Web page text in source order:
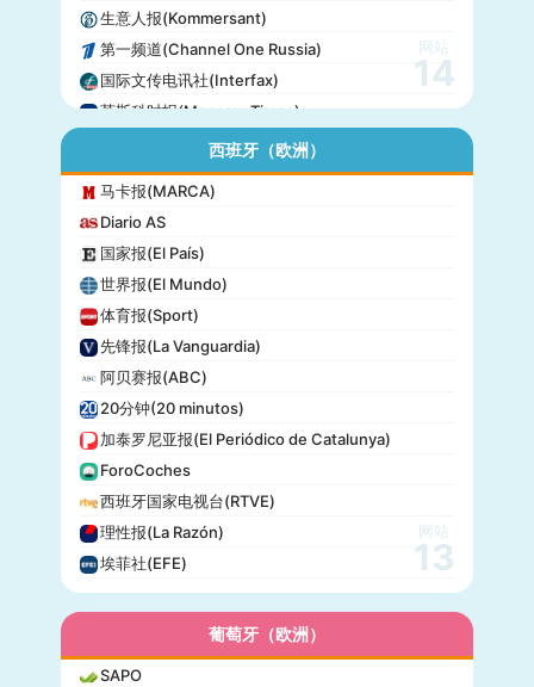
生意人报(Kommersant)
第一频道(Channel One Russia)
国际文传电讯社(Interfax)
莫斯科时报(Moscow Times)
网站
14
西班牙（欧洲）
马卡报(MARCA)
Diario AS
国家报(El País)
世界报(El Mundo)
体育报(Sport)
先锋报(La Vanguardia)
阿贝赛报(ABC)
20分钟(20 minutos)
加泰罗尼亚报(El Periódico de Catalunya)
ForoCoches
西班牙国家电视台(RTVE)
理性报(La Razón)
埃菲社(EFE)
网站
13
葡萄牙（欧洲）
SAPO